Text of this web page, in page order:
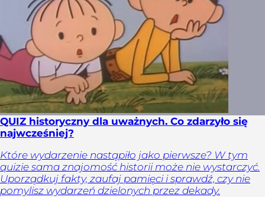
QUIZ historyczny dla uważnych. Co zdarzyło się
najwcześniej?
Które wydarzenie nastąpiło jako pierwsze? W tym
quizie sama znajomość historii może nie wystarczyć.
Uporządkuj fakty, zaufaj pamięci i sprawdź, czy nie
pomylisz wydarzeń dzielonych przez dekady.